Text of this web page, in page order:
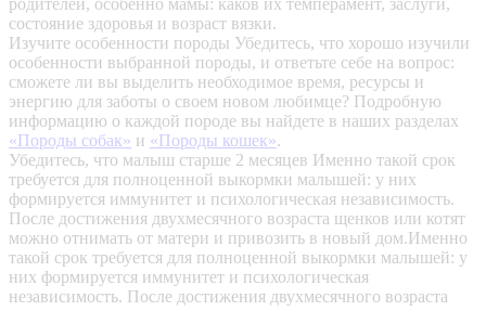
родителей, особенно мамы: каков их темперамент, заслуги,
состояние здоровья и возраст вязки.
Изучите особенности породы Убедитесь, что хорошо изучили
особенности выбранной породы, и ответьте себе на вопрос:
сможете ли вы выделить необходимое время, ресурсы и
энергию для заботы о своем новом любимце? Подробную
информацию о каждой породе вы найдете в наших разделах
«Породы собак» и «Породы кошек».
Убедитесь, что малыш старше 2 месяцев Именно такой срок
требуется для полноценной выкормки малышей: у них
формируется иммунитет и психологическая независимость.
После достижения двухмесячного возраста щенков или котят
можно отнимать от матери и привозить в новый дом.Именно
такой срок требуется для полноценной выкормки малышей: у
них формируется иммунитет и психологическая
независимость. После достижения двухмесячного возраста